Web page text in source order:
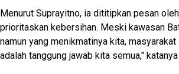
Menurut Suprayitno, ia dititipkan pesan
prioritaskan kebersihan. Meski kawasan
namun yang menikmatinya kita,
adalah tanggung jawab kita semua,"